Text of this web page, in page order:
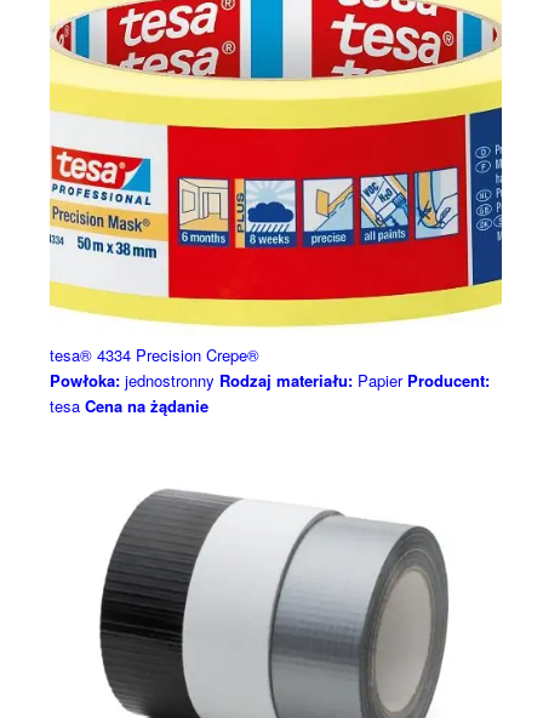
tesa® 4334 Precision Crepe®
Powłoka:jednostronny Rodzaj materiału:Papier Producent:
tesa Cena na żądanie